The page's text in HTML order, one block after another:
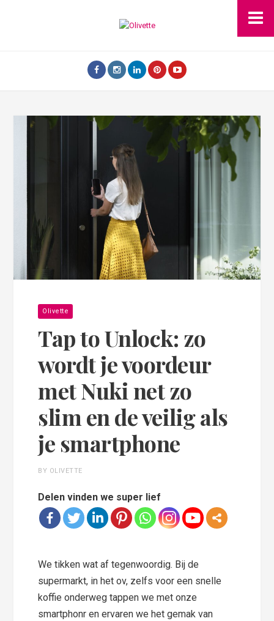
Olivette
Tap to Unlock: zo
wordt je voordeur
met Nuki net zo
slim en de veilig als
je smartphone
BY OLIVETTE
Delen vinden we super lief
We tikken wat af tegenwoordig. Bij de
supermarkt, in het ov, zelfs voor een snelle
koffie onderweg tappen we met onze
smartphonr en ervaren we het gemak van